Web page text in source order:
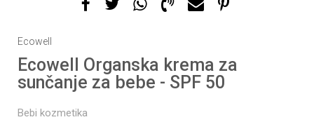
Ecowell
Ecowell Organska krema za
sunčanje za bebe - SPF 50
Bebi kozmetika